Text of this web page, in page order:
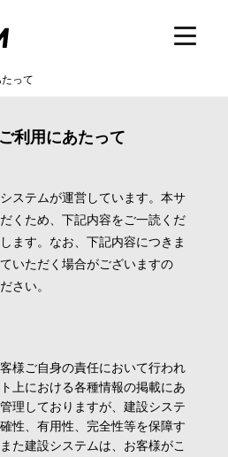
って
利用にあたって
ステムが運営しています。本サ
くため、下記内容をご一読くだ
ます。なお、下記内容につきま
いただく場合がございますの
さい。
様ご自身の責任において行われ
上における各種情報の掲載にあ
理しておりますが、建設システ
性、有用性、完全性等を保障す
た建設システムは、お客様がこ